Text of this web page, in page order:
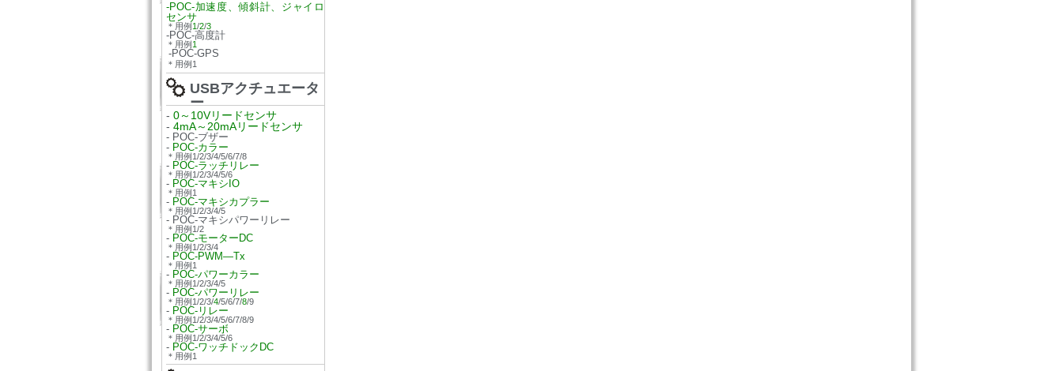
-POC-加速度、傾斜計、ジャイロ
センサ
＊用例1/2/3
-POC-高度計
＊用例1
-POC-GPS
＊用例1
USBアクチュエータ
ー
- 0～10Vリードセンサ
- 4mA～20mAリードセンサ
- POC-ブザー
- POC-カラー
＊用例1/2/3/4/5/6/7/8
- POC-ラッチリレー
＊用例1/2/3/4/5/6
- POC-マキシIO
＊用例1
- POC-マキシカプラー
＊用例1/2/3/4/5
- POC-マキシパワーリレー
＊用例1/2
- POC-モーターDC
＊用例1/2/3/4
- POC-PWM—Tx
＊用例1
- POC-パワーカラー
＊用例1/2/3/4/5
- POC-パワーリレー
＊用例1/2/3/4/5/6/7/8/9
- POC-リレー
＊用例1/2/3/4/5/6/7/8/9
- POC-サーボ
＊用例1/2/3/4/5/6
- POC-ワッチドックDC
＊用例1